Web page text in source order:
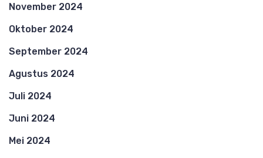
November 2024
Oktober 2024
September 2024
Agustus 2024
Juli 2024
Juni 2024
Mei 2024